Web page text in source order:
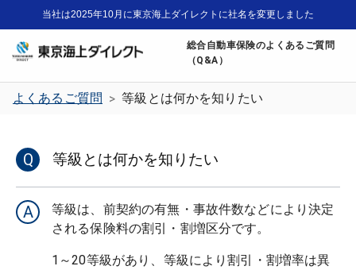
当社は2025年10月に東京海上ダイレクトに社名を変更しました
総合自動車保険のよくあるご質問
（Q&A）
よくあるご質問 > 等級とは何かを知りたい
Q 等級とは何かを知りたい
A
等級は、前契約の有無・事故件数などにより決定
1～20等級があり、等級により割引・割増率は異